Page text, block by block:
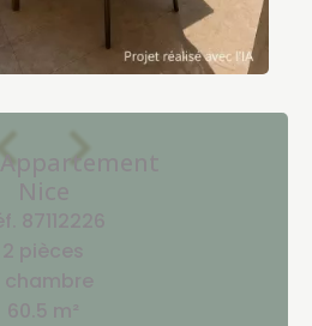
Nice
87112226
2 pièces
1 chambre
60.5 m²